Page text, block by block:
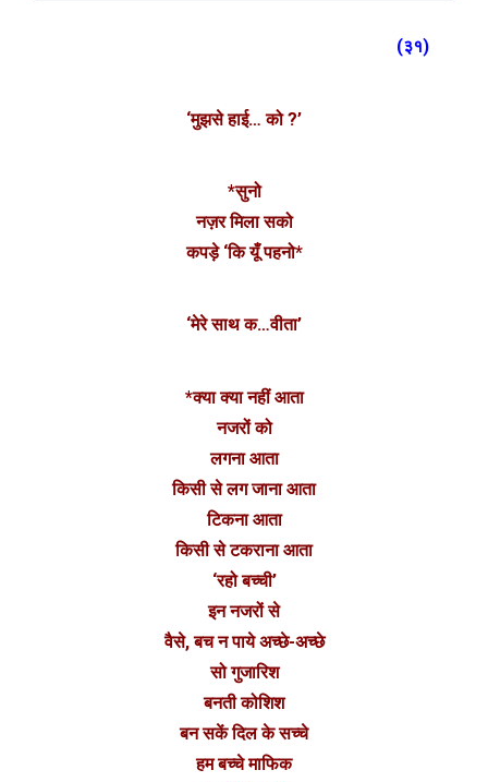
(३१)
‘मुझसे हाई… को ?’
*सुनो
नज़र मिला सको
कपड़े ‘कि यूँ पहनो*
‘मेरे साथ क…वीता’
*क्या क्या नहीं आता
नजरों को
लगना आता
किसी से लग जाना आता
टिकना आता
किसी से टकराना आता
‘रहो बच्ची’
इन नजरों से
वैसे, बच न पाये अच्छे-अच्छे
सो गुजारिश
बनती कोशिश
बन सकें दिल के सच्चे
हम बच्चे माफिक